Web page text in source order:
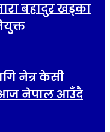
बहादुर खड्का
नेत्र केसी
आज नेपाल आउँदै